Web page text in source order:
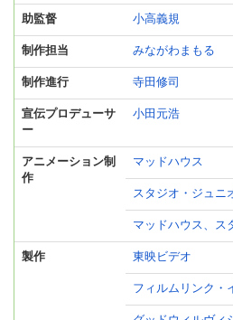
助監督 小高義規
制作担当 みながわまもる
制作進行 寺田修司
宣伝プロデューサ
ー
小田元浩
アニメーション制
作
マッドハウス
スタジオ・ジュニ
マッドハウス、ス
製作 東映ビデオ
フィルムリンク・